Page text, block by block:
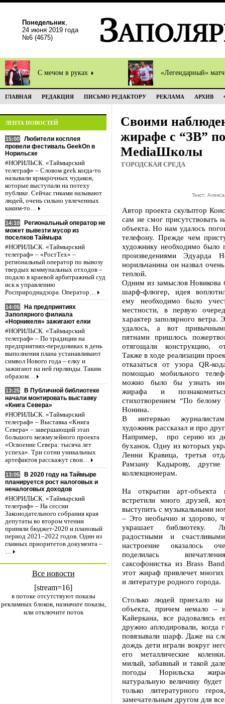
Понедельник,
24 июня 2019 года
№6 (4675)
С мечом в руках «Легендарный»
ГЛАВНАЯ РЕДАКЦИЯ ПИСЬМО РЕДАКТОРУ РЕКЛАМА АРХИВ
ЛЕНТА НОВОСТЕЙ
15:00
Любители косплея
провели фестиваль GeekOn в
Норильске
#НОРИЛЬСК. «Таймырский
телеграф» – Словом geek когда-то
называли ярмарочных чудаков,
которые выступали на потеху
публике. Сейчас гиками называют
людей, очень сильно увлеченных
каким-то…
14:10
Региональный оператор не
может вывезти мусор из
поселков Таймыра
#НОРИЛЬСК. «Таймырский
телеграф» – «РостТех» –
региональный оператор по вывозу
твердых коммунальных отходов –
подало в краевой арбитражный суд
иск к управлению
Росприроднадзора. Оператор…
14:05
На предприятиях
Заполярного филиала
«Норникеля» зажигают елки
#НОРИЛЬСК. «Таймырский
телеграф» – По традиции на
предприятиях-передовиках в день
выполнения плана устанавливают
символ Нового года – елку и
зажигают на ней гирлянды. Таким
образом…
13:25
В Публичной библиотеке
начали монтировать выставку
«Книга Севера»
#НОРИЛЬСК. «Таймырский
телеграф» – Выставка «Книга
Севера» – завершающий этап
большого межмузейного проекта
«Освоение Севера: тысяча лет
успеха». Три сотни уникальных
артефактов расскажут свои…
13:05
В 2020 году на Таймыре
планируется рост налоговых и
неналоговых доходов
#НОРИЛЬСК. «Таймырский
телеграф» – На сессии
Законодательного собрания края
депутаты во втором чтении
приняли бюджет-2020 и плановый
период 2021–2022 годов. Один из
главных приоритетов документа –
…
Все новости
[stream=16]
в потоке отсутствуют показы
рекламных блоков, назначьте показы,
или отключите поток
Своими
жирафе с “ЗВ”
МediaШколы
ГОРОДСКАЯ СРЕДА
Текст:
Автор проекта скульптор
сам не смог присутствовать
объекта. Но нам удалось
телефону. Прежде чем
художнику необходимо было
произведениями Эдуарда
норильчанина он назвал
теплой.
Одним из замыслов Новикова
шарф-флюгер, идея
ему необходимо было
местности, в первую
характер заполярного ветра.
удалось, а вот
пятнами пришлось
отягощали конструкцию,
Также в ходе реализации
отказаться от узора QR-
помощью мобильного
можно было бы узнать
жирафа и
стихотворением “По белому
Нонина.
В интервью
художник рассказал и про
Например, про серию из
буханок. Одну из которых
Ленни Кравица, третья
Рамзану Кадырову,
коллекционерам.
На открытии арт-
встретили много друзей,
выступить с музыкальными
– Это необычно и здорово,
украшает библиотеку.
радостными и
настроение оказалось
поделилась
саксофонистка из Brass
этот жираф привлечет
и литературе родного города.
Столько людей приехало
объекта, причем немало –
Кайеркана, все радовались
дружно аплодировали, когда
повязывали шарф. Даже на
дождь дети играли вокруг
его металлические
милый, забавный и такой
погоды Норильска
натуральную величину
только литературного
замечательным другом для